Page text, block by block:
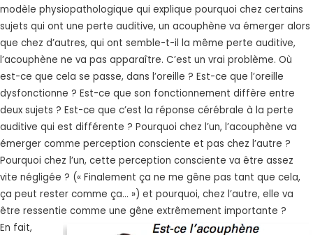
modèle physiopathologique qui explique pourquoi chez certains
sujets qui ont une perte auditive, un acouphène va émerger alors
que chez d’autres, qui ont semble-t-il la même perte auditive,
l’acouphène ne va pas apparaître. C’est un vrai problème. Où
est-ce que cela se passe, dans l’oreille ? Est-ce que l’oreille
dysfonctionne ? Est-ce que son fonctionnement diffère entre
deux sujets ? Est-ce que c’est la réponse cérébrale à la perte
auditive qui est différente ? Pourquoi chez l’un, l’acouphène va
émerger comme perception consciente et pas chez l’autre ?
Pourquoi chez l’un, cette perception consciente va être assez
vite négligée ? (« Finalement ça ne me gêne pas tant que cela,
ça peut rester comme ça... ») et pourquoi, chez l’autre, elle va
être ressentie comme une gêne extrêmement importante ?
En fait,